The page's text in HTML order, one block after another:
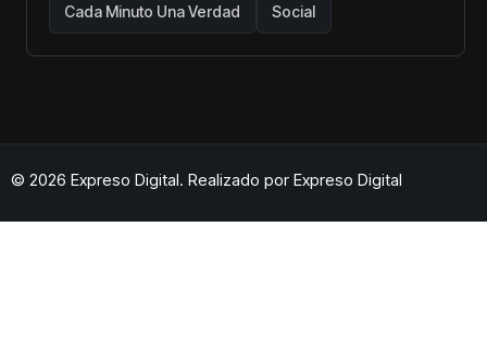
Cada Minuto Una Verdad Social
© 2026 Expreso Digital. Realizado por Expreso Digital